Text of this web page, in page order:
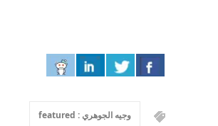
وجيه الجوهري : featured